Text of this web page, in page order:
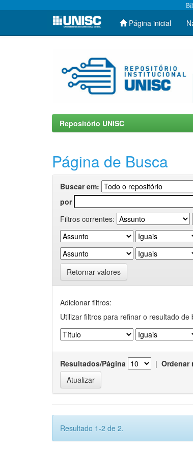
Skip
Página inicial
Repositório UNISC
Página de Busca
Buscar em:
por
Filtros correntes:
Retornar valores
Adicionar filtros:
Utilizar filtros para refinar o resultado de
Resultados/Página | Ordenar
Resultado 1-2 de 2.